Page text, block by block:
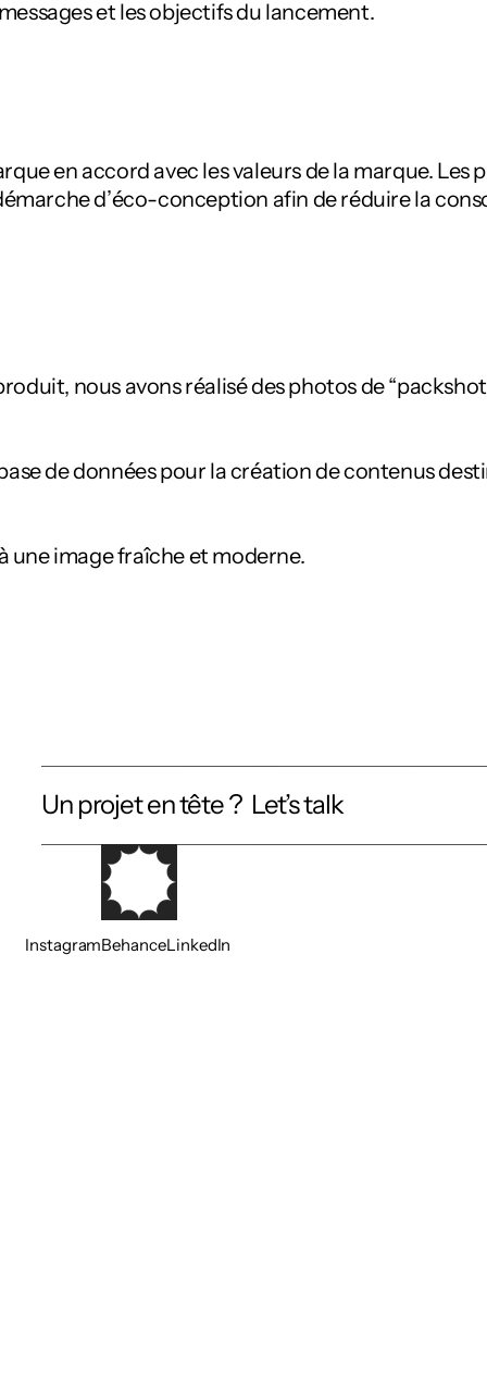
et les objectifs du lancement.
en accord avec les valeurs de la marque.
d’éco-conception afin de réduire la
nous avons réalisé des photos de
de données pour la création de contenus
une image fraîche et moderne.
Un projet en tête ?  Let’s talk
InstagramBehanceLinkedIn